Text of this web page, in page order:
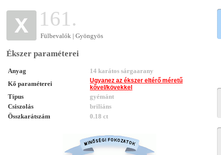
161.
Fülbevalók | Gyöngyös
Ékszer paraméterei
Anyag
14 karátos sárgaarany
Kő paraméterei
Ugyanez az ékszer eltérő méretű
kővel/kövekkel
Típus
gyémánt
Csiszolás
briliáns
Összkarátszám
0.18 ct